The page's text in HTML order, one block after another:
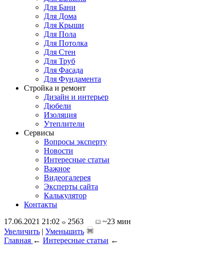
Для Бани
Для Дома
Для Крыши
Для Пола
Для Потолка
Для Стен
Для Труб
Для Фасада
Для Фундамента
Стройка и ремонт
Дизайн и интерьер
Дюбели
Изоляция
Утеплители
Сервисы
Вопросы эксперту
Новости
Интересные статьи
Важное
Видеогалерея
Эксперты сайта
Калькулятор
Контакты
17.06.2021 21:02
2563
~23 мин
Увеличить | Уменьшить
Главная ← Интересные статьи ←